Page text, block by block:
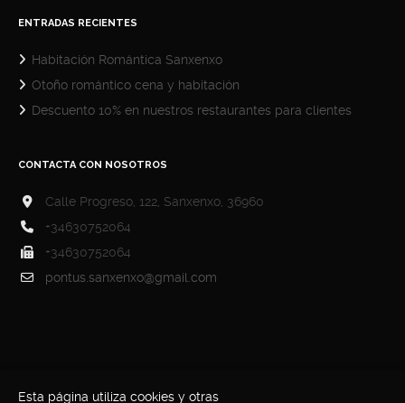
ENTRADAS RECIENTES
Habitación Romántica Sanxenxo
Otoño romántico cena y habitación
Descuento 10% en nuestros restaurantes para clientes
CONTACTA CON NOSOTROS
Calle Progreso, 122, Sanxenxo, 36960
+34630752064
+34630752064
pontus.sanxenxo@gmail.com
Esta página utiliza cookies y otras